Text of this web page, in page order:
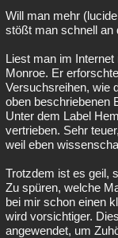
Will man mehr
stößt man schnell an
Liest man im
Monroe. Er
Versuchsreihen, wie
oben beschriebenen
Unter dem Label
vertrieben. Sehr
weil eben
Trotzdem ist es geil,
Zu spüren, welche
bei mir schon einen
wird vorsichtiger.
angewendet, um